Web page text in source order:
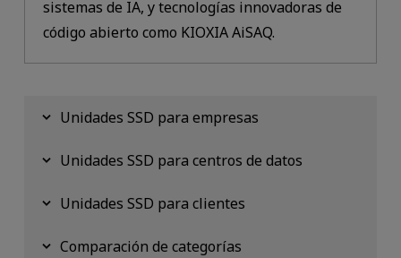
sistemas de IA, y tecnologías innovadoras de
código abierto como KIOXIA AiSAQ.
Unidades SSD para empresas
Unidades SSD para centros de datos
Unidades SSD para clientes
Comparación de categorías